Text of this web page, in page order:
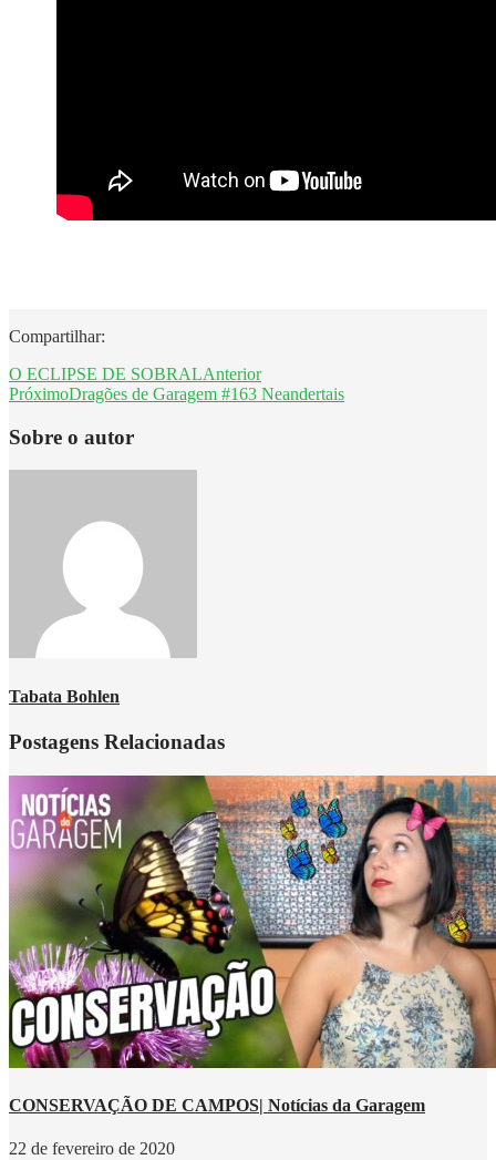
Compartilhar:
O ECLIPSE DE SOBRALAnterior
PróximoDragões de Garagem #163 Neandertais
Sobre o autor
Tabata Bohlen
Postagens Relacionadas
CONSERVAÇÃO DE CAMPOS| Notícias da Garagem
22 de fevereiro de 2020